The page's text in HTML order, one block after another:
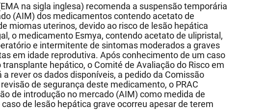
na sigla inglesa) recomenda a suspensão temporária
(AIM) dos medicamentos contendo acetato de
miomas uterinos, devido ao risco de lesão hepática
o medicamento Esmya, contendo acetato de ulipristal,
e intermitente de sintomas moderados a graves
em idade reprodutiva. Após conhecimento de um caso
hepático, o Comité de Avaliação do Risco em
rever os dados disponíveis, a pedido da Comissão
de segurança deste medicamento, o PRAC
de introdução no mercado (AIM) como medida de
de lesão hepática grave ocorreu apesar de terem